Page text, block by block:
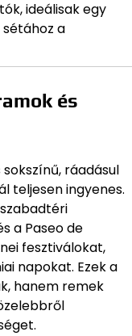
ideálisak egy
a
és
ráadásul
teljesen ingyenes.
a Paseo de
fesztiválokat,
napokat. Ezek a
hanem remek